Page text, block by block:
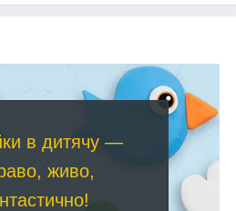
в дитячу —
живо,